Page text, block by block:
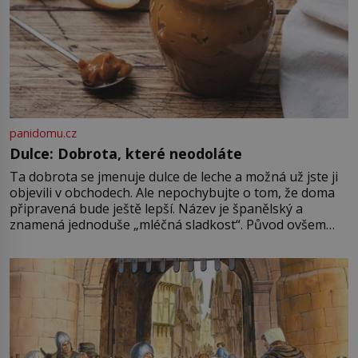
panidomu.cz
Dulce: Dobrota, které neodoláte
Ta dobrota se jmenuje dulce de leche a možná už jste ji
objevili v obchodech. Ale nepochybujte o tom, že doma
připravená bude ještě lepší. Název je španělský a
znamená jednoduše „mléčná sladkost“. Původ ovšem
pře hned několik latinskoamerických zemí a k tomu
Francie, kde se traduje,